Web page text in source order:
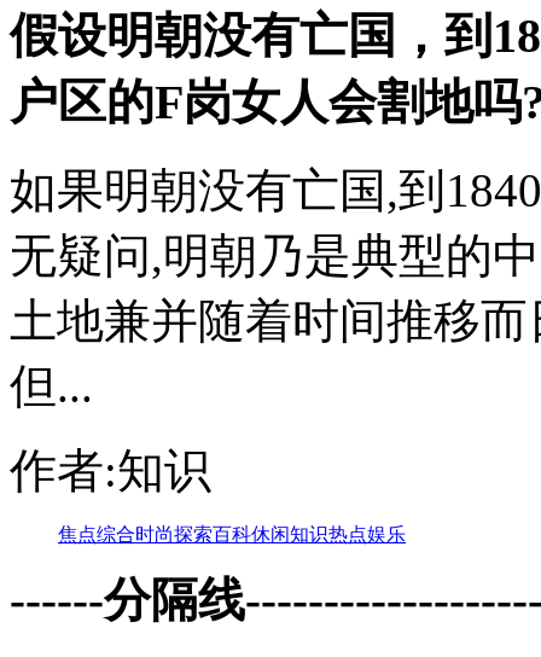
假设明朝没有亡国，到
户区的F岗女人会割地吗
如果明朝没有亡国,到
无疑问,明朝乃是典型的
土地兼并随着时间推移
但...
作者:知识
焦点综合时尚探索百科休闲知识热点娱乐
------分隔线